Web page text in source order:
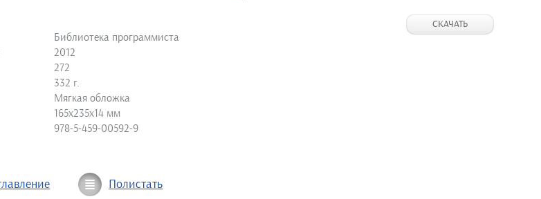
Библиотека программиста
2012
272
332 г.
Мягкая обложка
165х235х14 мм
978-5-459-00592-9
СКАЧАТЬ
Полистать